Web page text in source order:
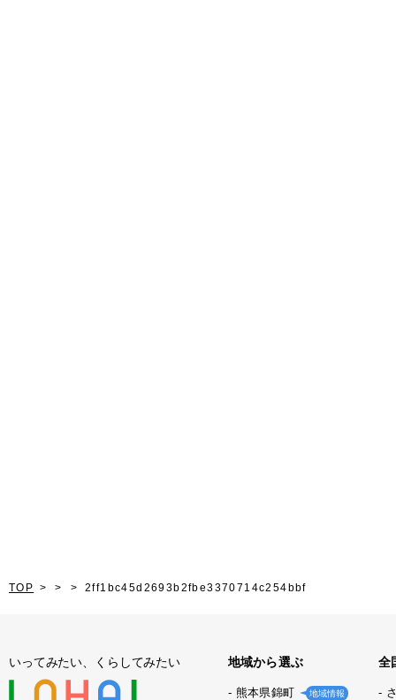
TOP 2ff1bc45d2693b2fbe3370714c254bbf
いってみたい、くらしてみたい 地域から選ぶ
熊本県錦町 地域情報
全